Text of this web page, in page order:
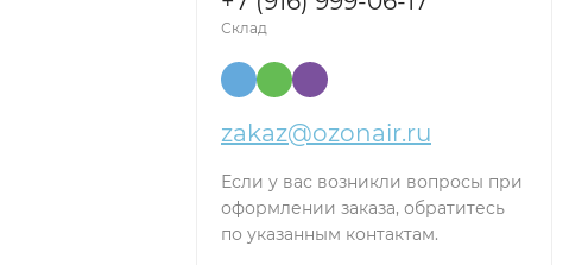
Склад
zakaz@ozonair.ru
Если у вас возникли вопросы при
оформлении заказа, обратитесь
по указанным контактам.